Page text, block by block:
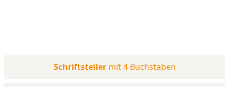
Schriftsteller mit 4 Buchstaben